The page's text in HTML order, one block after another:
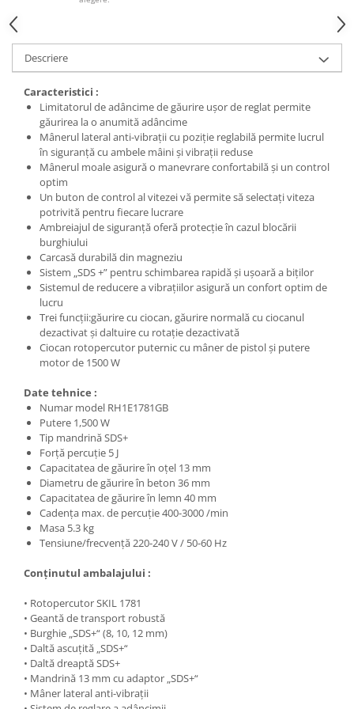
Nivele laser
Rulete si metre
Telemetre
Termometre
Scule electrice
Accesorii auto
Accesorii scule electrice
Aparate de sudat si lipit
Capsatoare si pistoale pneumatice
Consumabile scule electrice
Accesorii abrazive
Accesorii pentru lustruire
Accesorii pentru slefuire
Discuri pentru debitare
Varfuri si discuri diamantate
Fierastraie si circulare electrice
Masini de amestecat si vopsit
Masini de gaurit si insurubat
Masini de slefuit si rindeluit
Masini multifunctionale
Polizoare unghiulare
Scule electrice de banc
Suflante aer cald si aspiratoare
Semnalizare și delimitare
Îmbrăcăminte
Articole de ploaie
Combinezoane
Jachete
Pantaloni
Pelerine
Descriere
Caracteristici :
Limitatorul de adâncime de găurire ușor de reglat permite
găurirea la o anumită adâncime
Mânerul lateral anti-vibrații cu poziție reglabilă permite lucrul
în siguranță cu ambele mâini și vibrații reduse
Mânerul moale asigură o manevrare confortabilă și un control
optim
Un buton de control al vitezei vă permite să selectați viteza
potrivită pentru fiecare lucrare
Ambreiajul de siguranță oferă protecție în cazul blocării
burghiului
Carcasă durabilă din magneziu
Sistem „SDS +” pentru schimbarea rapidă și ușoară a biților
Sistemul de reducere a vibrațiilor asigură un confort optim de
lucru
Trei funcții:găurire cu ciocan, găurire normală cu ciocanul
dezactivat și daltuire cu rotație dezactivată
Ciocan rotopercutor puternic cu mâner de pistol și putere
motor de 1500 W
Date tehnice :
Numar model RH1E1781GB
Putere 1,500 W
Tip mandrină SDS+
Forţă percuţie 5 J
Capacitatea de găurire în oţel 13 mm
Diametru de găurire în beton 36 mm
Capacitatea de găurire în lemn 40 mm
Cadenţa max. de percuţie 400-3000 /min
Masa 5.3 kg
Tensiune/frecvenţă 220-240 V / 50-60 Hz
Conţinutul ambalajului :
• Rotopercutor SKIL 1781
• Geantă de transport robustă
• Burghie „SDS+“ (8, 10, 12 mm)
• Daltă ascuţită „SDS+“
• Daltă dreaptă SDS+
• Mandrină 13 mm cu adaptor „SDS+“
• Mâner lateral anti-vibraţii